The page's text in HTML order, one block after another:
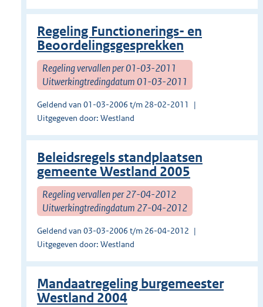
Regeling Functionerings- en
Beoordelingsgesprekken
Regeling vervallen per 01-03-2011
Uitwerkingtredingdatum 01-03-2011
Geldend van 01-03-2006 t/m 28-02-2011
Uitgegeven door: Westland
Beleidsregels standplaatsen
gemeente Westland 2005
Regeling vervallen per 27-04-2012
Uitwerkingtredingdatum 27-04-2012
Geldend van 03-03-2006 t/m 26-04-2012
Uitgegeven door: Westland
Mandaatregeling burgemeester
Westland 2004